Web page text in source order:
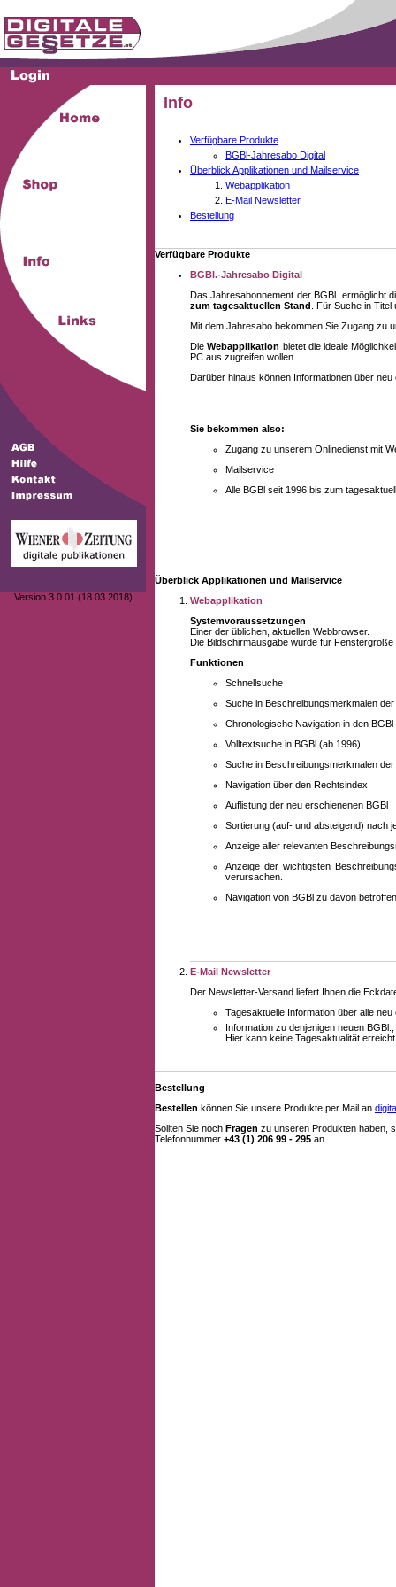
Version 3.0.01 (18.03.2018)
Info
Verfügbare Produkte
BGBl-Jahresabo Digital
Überblick Applikationen und Mailservice
Webapplikation
E-Mail Newsletter
Bestellung
Verfügbare Produkte
BGBl.-Jahresabo Digital
Das Jahresabonnement der BGBl. ermöglicht
zum tagesaktuellen Stand . Für Suche in
Mit dem Jahresabo bekommen Sie Zugang zu
DieWebapplikation bietet die ideale
PC aus zugreifen wollen.
Darüber hinaus können Informationen über
Sie bekommen also:
Zugang zu unserem Onlinedienst mit
Mailservice
Alle BGBl seit 1996 bis zum
Überblick Applikationen und Mailservice
Webapplikation
Systemvoraussetzungen
Einer der üblichen, aktuellen Webbrowser.
Die Bildschirmausgabe wurde für
Funktionen
Schnellsuche
Suche in Beschreibungsmerkmalen
Chronologische Navigation in den BGBl
Volltextsuche in BGBl (ab 1996)
Suche in Beschreibungsmerkmalen
Navigation über den Rechtsindex
Auflistung der neu erschienenen BGBl
Sortierung (auf- und absteigend) nach
Anzeige aller relevanten
Anzeige der wichtigsten
verursachen.
Navigation von BGBl zu davon
E-Mail Newsletter
Der Newsletter-Versand liefert Ihnen die
Tagesaktuelle Information über alle neu
Information zu denjenigen neuen
Hier kann keine Tagesaktualität
Bestellung
Bestellen können Sie unsere Produkte per Mail an
Sollten Sie noch Fragen zu unseren Produkten haben,
Telefonnummer +43 (1) 206 99 - 295 an.